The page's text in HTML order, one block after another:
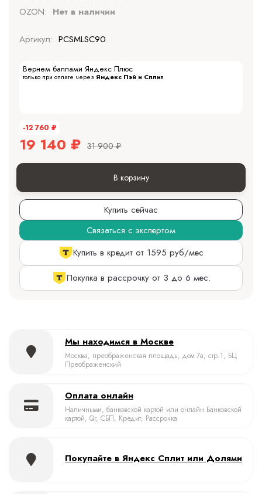
OZON: Нет в наличии
Артикул: PCSMLSC90
Вернем баллами Яндекс Плюс
только при оплате через Яндекс Пэй и Сплит
-12 760 ₽
19 140 ₽ 31 900 ₽
В корзину
Купить сейчас
Связаться с экспертом
Купить в кредит от 1595 руб/мес
Покупка в рассрочку от 3 до 6 мес.
Мы находимся в Москве
Москва, преображенская площадь, дом 7а, стр.1, БЦ
Преображенский
Оплата онлайн
Наличными, банковской картой или онлайн Банковской
картой, Qr, СБП, Кредит, Рассрочка
Покупайте в Яндекс Сплит или Долями